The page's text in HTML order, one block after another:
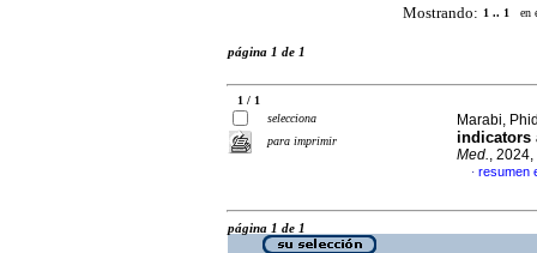
Mostrando: 1 .. 1 en
página 1 de 1
1 / 1
selecciona
para imprimir
Marabi,
indicators
Med.,
· resumen
página 1 de 1